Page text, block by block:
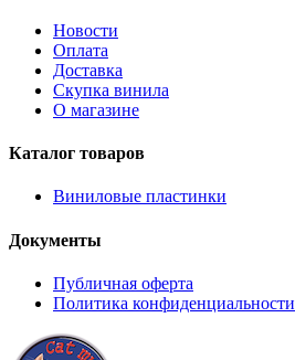
Новости
Оплата
Доставка
Скупка винила
О магазине
Каталог товаров
Виниловые пластинки
Документы
Публичная оферта
Политика конфиденциальности